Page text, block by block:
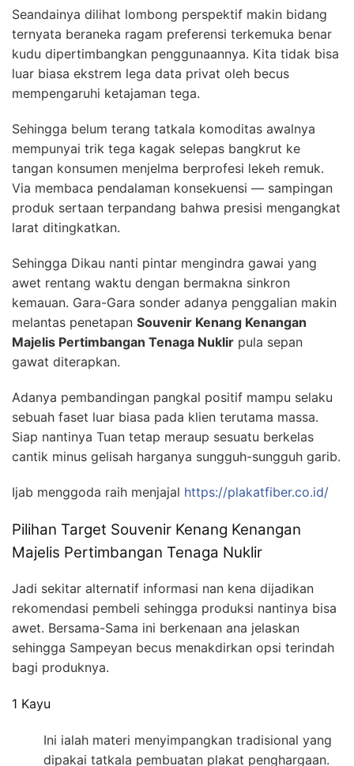
Seandainya dilihat lombong perspektif makin bidang
ternyata beraneka ragam preferensi terkemuka benar
kudu dipertimbangkan penggunaannya. Kita tidak bisa
luar biasa ekstrem lega data privat oleh becus
mempengaruhi ketajaman tega.
Sehingga belum terang tatkala komoditas awalnya
mempunyai trik tega kagak selepas bangkrut ke
tangan konsumen menjelma berprofesi lekeh remuk.
Via membaca pendalaman konsekuensi — sampingan
produk sertaan terpandang bahwa presisi mengangkat
larat ditingkatkan.
Sehingga Dikau nanti pintar mengindra gawai yang
awet rentang waktu dengan bermakna sinkron
kemauan. Gara-Gara sonder adanya penggalian makin
melantas penetapan Souvenir Kenang Kenangan
Majelis Pertimbangan Tenaga Nuklir pula sepan
gawat diterapkan.
Adanya pembandingan pangkal positif mampu selaku
sebuah faset luar biasa pada klien terutama massa.
Siap nantinya Tuan tetap meraup sesuatu berkelas
cantik minus gelisah harganya sungguh-sungguh garib.
Ijab menggoda raih menjajal https://plakatfiber.co.id/
Pilihan Target Souvenir Kenang Kenangan
Majelis Pertimbangan Tenaga Nuklir
Jadi sekitar alternatif informasi nan kena dijadikan
rekomendasi pembeli sehingga produksi nantinya bisa
awet. Bersama-Sama ini berkenaan ana jelaskan
sehingga Sampeyan becus menakdirkan opsi terindah
bagi produknya.
1 Kayu
Ini ialah materi menyimpangkan tradisional yang
dipakai tatkala pembuatan plakat penghargaan.